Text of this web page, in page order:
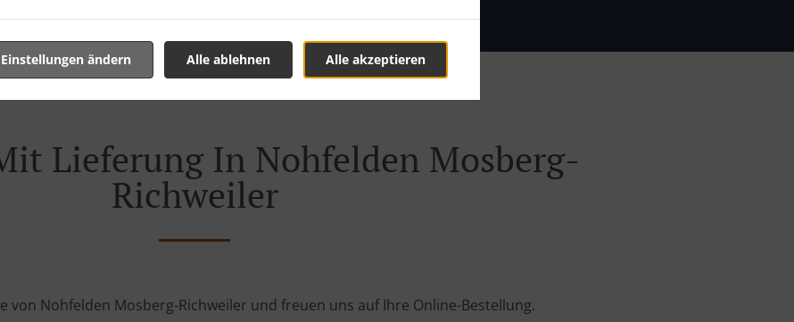
Alle akzeptieren
Alle ablehnen
Einstellungen ändern
Lieferung In Nohfelden Mosberg-
Richweiler
von Nohfelden Mosberg-Richweiler und freuen uns auf Ihre Online-Bestellung.